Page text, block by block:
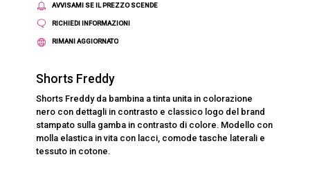
AVVISAMI SE IL PREZZO SCENDE
RICHIEDI INFORMAZIONI
RIMANI AGGIORNATO
Shorts Freddy
Shorts Freddy da bambina a tinta unita in colorazione
nero con dettagli in contrasto e classico logo del brand
stampato sulla gamba in contrasto di colore. Modello con
molla elastica in vita con lacci, comode tasche laterali e
tessuto in cotone.